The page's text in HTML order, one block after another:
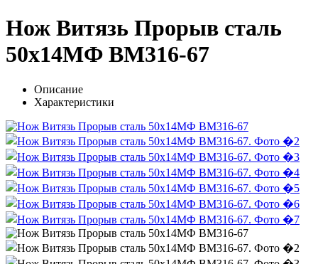
Нож Витязь Прорыв сталь
50х14МФ BM316-67
Описание
Характеристики